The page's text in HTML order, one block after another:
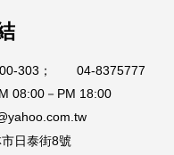
303； 04-8375777
08:00－PM 18:00
日泰街8號